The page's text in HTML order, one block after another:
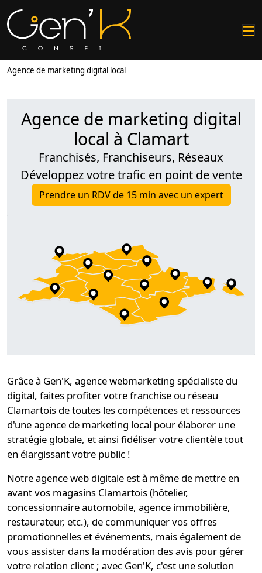
Agence de marketing digital local
Agence de marketing digital
local à Clamart
Franchisés, Franchiseurs, Réseaux
Développez votre trafic en point de vente
Prendre un RDV de 15 min avec un expert
Grâce à Gen'K, agence webmarketing spécialiste du
digital, faites profiter votrefranchise ou réseau
Clamartois de toutes les compétences et ressources
d'uneagence de marketing local pour élaborer une
stratégie globale, et ainsi fidéliservotre clientèle tout
en élargissant votre public !
Notreagence web digitale est à même de mettre en
avant vos magasins Clamartois (hôtelier,
concessionnaire automobile, agence immobilière,
restaurateur, etc.), de communiquer vos offres
promotionnelles et événements, mais également de
vous assister dans la modération des avis pour gérer
votre relation client ; avec Gen'K, c'est unesolution